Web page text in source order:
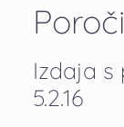
Izdaja s
5.2.16